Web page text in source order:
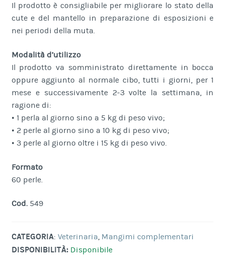
Il prodotto è consigliabile per migliorare lo stato della
cute e del mantello in preparazione di esposizioni e
nei periodi della muta.
Modalità d’utilizzo
Il prodotto va somministrato direttamente in bocca
oppure aggiunto al normale cibo, tutti i giorni, per 1
mese e successivamente 2-3 volte la settimana, in
ragione di:
• 1 perla al giorno sino a 5 kg di peso vivo;
• 2 perle al giorno sino a 10 kg di peso vivo;
• 3 perle al giorno oltre i 15 kg di peso vivo.
Formato
60 perle.
Cod.549
CATEGORIA: Veterinaria, Mangimi complementari
DISPONIBILITÀ: Disponibile